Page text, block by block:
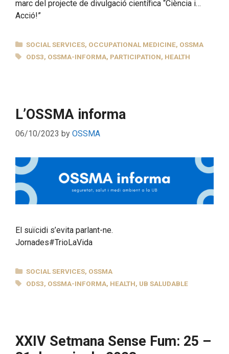
marc del projecte de divulgació científica “Ciència i…
Acció!”
CATEGORIES
SOCIAL SERVICES, OCCUPATIONAL MEDICINE, OSSMA
TAGS
ODS3, OSSMA-INFORMA, PARTICIPATION, HEALTH
L’OSSMA informa
06/10/2023 by OSSMA
El suïcidi s’evita parlant-ne.
Jornades#TrioLaVida
CATEGORIES
SOCIAL SERVICES, OSSMA
TAGS
ODS3, OSSMA-INFORMA, HEALTH, UB SALUDABLE
XXIV Setmana Sense Fum: 25 –